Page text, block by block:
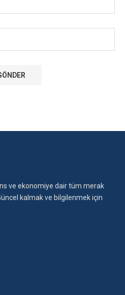
ve ekonomiye dair tüm merak
kalmak ve bilgilenmek için